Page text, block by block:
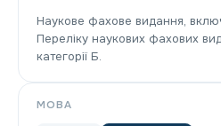
Наукове фахове видання,
Переліку наукових фахових
категорії Б.
МОВА